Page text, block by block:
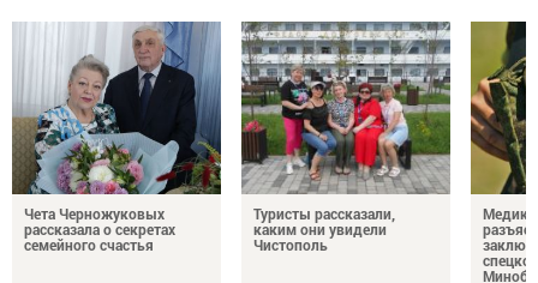
Чета Черножуковых
рассказала о секретах
семейного счастья
Туристы рассказали,
каким они увидели
Чистополь